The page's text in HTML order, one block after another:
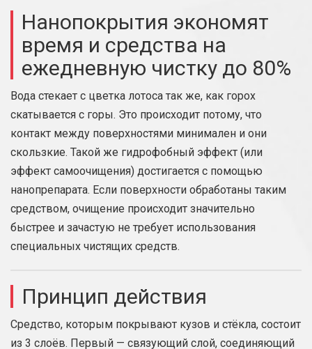
Нанопокрытия экономят
время и средства на
ежедневную чистку до 80%
Вода стекает с цветка лотоса так же, как горох
скатывается с горы. Это происходит потому, что
контакт между поверхностями минимален и они
скользкие. Такой же гидрофобный эффект (или
эффект самоочищения) достигается с помощью
нанопрепарата. Если поверхности обработаны таким
средством, очищение происходит значительно
быстрее и зачастую не требует использования
специальных чистящих средств.
Принцип действия
Средство, которым покрывают кузов и стёкла, состоит
из 3 слоёв. Первый — связующий слой, соединяющий